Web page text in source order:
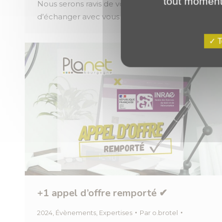
Nous serons ravis de vous rencontrer et
d’échanger avec vous tout au…
+1 appel d’offre remporté ✔
2024 Évènements Expertises Par o.brotel